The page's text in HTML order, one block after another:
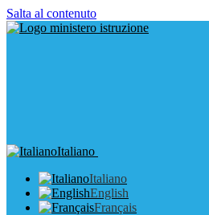
Salta al contenuto
Italiano
Italiano
English
Français